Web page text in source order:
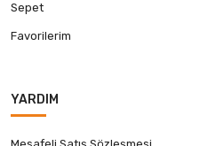
Sepet
Favorilerim
YARDIM